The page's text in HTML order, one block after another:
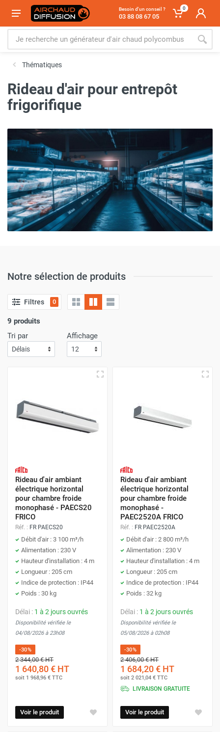
Besoin d'un conseil ?
03 88 08 67 05
0
Thématiques
Rideau d'air pour entrepôt
frigorifique
Notre sélection de produits
Filtres 0
9 produits
Tri par
Affichage
Rideau d'air ambiant
électrique horizontal
pour chambre froide
monophasé - PAECS20
FRICO
Réf. : FR PAECS20
Débit d'air : 3 100 m³/h
Alimentation : 230 V
Hauteur d'installation : 4 m
Longueur : 205 cm
Indice de protection : IP44
Poids : 30 kg
Délai : 1 à 2 jours ouvrés
Disponibilité vérifiée le
04/08/2026 à 23h08
-30%
2 344,00 €HT
1 640,80 € HT
soit 1 968,96 € TTC
Voir le produit
Rideau d'air ambiant
électrique horizontal
pour chambre froide
monophasé -
PAEC2520A FRICO
Réf. : FR PAEC2520A
Débit d'air : 2 800 m³/h
Alimentation : 230 V
Hauteur d'installation : 4 m
Longueur : 205 cm
Indice de protection : IP44
Poids : 32 kg
Délai : 1 à 2 jours ouvrés
Disponibilité vérifiée le
05/08/2026 à 02h08
-30%
2 406,00 €HT
1 684,20 € HT
soit 2 021,04 € TTC
LIVRAISON GRATUITE
Voir le produit